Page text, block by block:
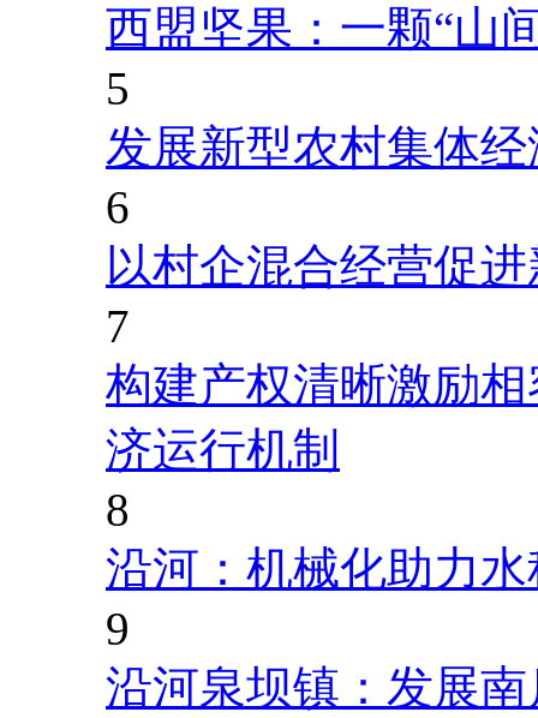
西盟坚果：一颗“山
5
发展新型农村集体
6
以村企混合经营促
7
构建产权清晰激励
济运行机制
8
沿河：机械化助力
9
沿河泉坝镇：发展